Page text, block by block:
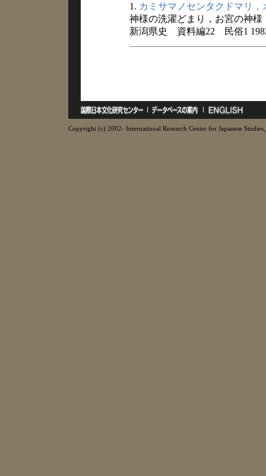
1. カミサマノセンタクドマリ
神様の洗濯どまり，お宮の神様
新潟県史 資料編22 民俗1
Copyright (c) 2002- International Research Center for Japanese